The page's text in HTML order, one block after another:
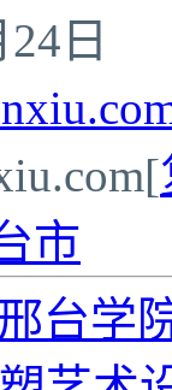
日
[
市
邢台学